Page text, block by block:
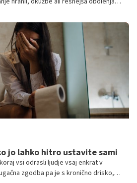
in zdravja.
jo lahko hitro ustavite sami
vsi odrasli ljudje vsaj enkrat v
zgodba pa je s kronično drisko, ki